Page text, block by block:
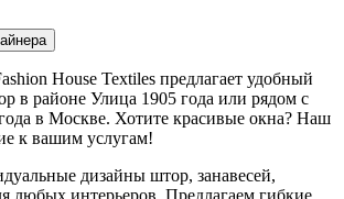
House Textiles предлагает удобный
в районе Улица 1905 года или рядом с
в Москве. Хотите красивые окна? Наш
к вашим услугам!
дизайны штор, занавесей,